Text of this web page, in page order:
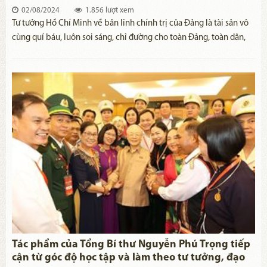
nhũng, tiêu cực hiện nay
02/08/2024 1.856 lượt xem
Tư tưởng Hồ Chí Minh về bản lĩnh chính trị của Đảng là tài sản vô
cùng quí báu, luôn soi sáng, chỉ đường cho toàn Đảng, toàn dân,
tiễn đối với công tác xây dựng, chỉnh đốn Đảng, nhất là cuộc đấu
tranh phòng, chống tham nhũng, tiêu cực.
Tác phẩm của Tổng Bí thư Nguyễn Phú Trọng tiếp
cận từ góc độ học tập và làm theo tư tưởng, đạo